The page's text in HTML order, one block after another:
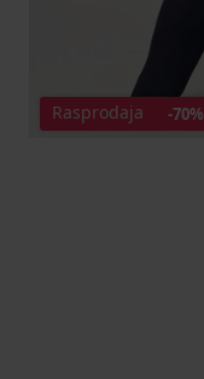
Rasprodaja -70%